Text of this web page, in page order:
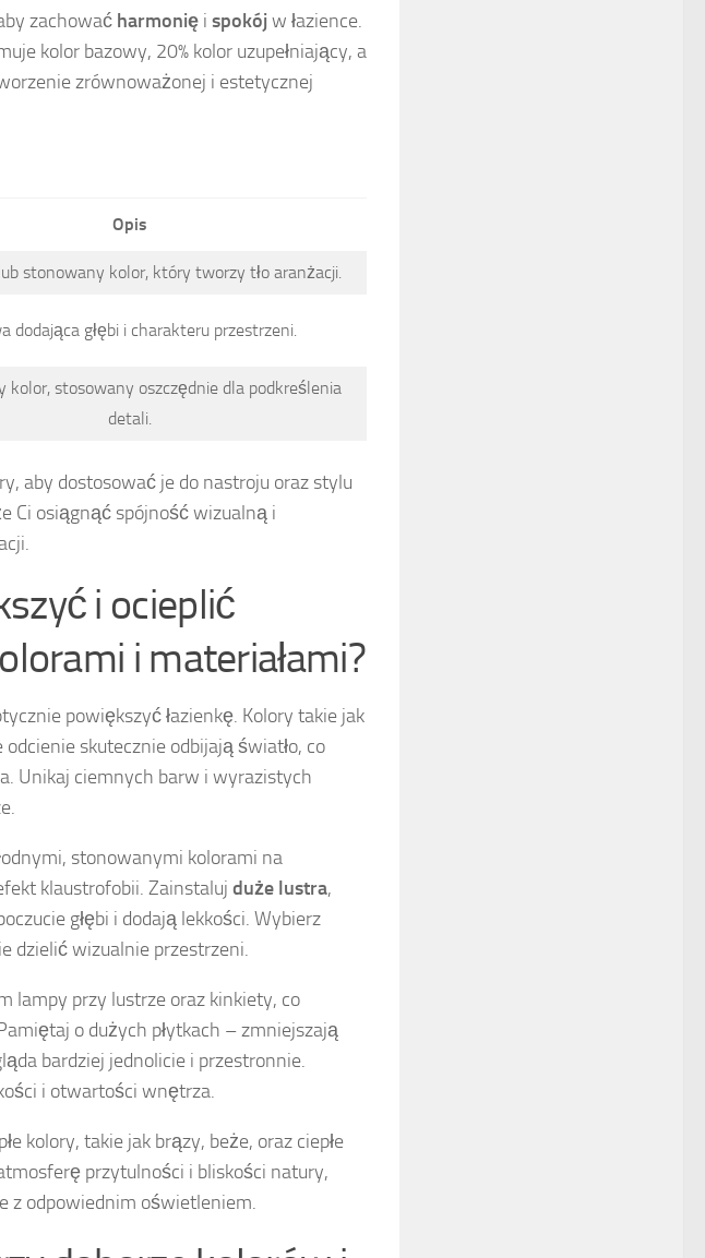
zachować harmonię i spokój w łazience.
kolor bazowy, 20% kolor uzupełniający, a
zrównoważonej i estetycznej
Opis
stonowany kolor, który tworzy tło aranżacji.
dodająca głębi i charakteru przestrzeni.
kolor, stosowany oszczędnie dla podkreślenia
detali.
aby dostosować je do nastroju oraz stylu
Ci osiągnąć spójność wizualną i
i ocieplić
i materiałami?
powiększyć łazienkę. Kolory takie jak
skutecznie odbijają światło, co
Unikaj ciemnych barw i wyrazistych
stonowanymi kolorami na
klaustrofobii. Zainstaluj duże lustra,
głębi i dodają lekkości. Wybierz
dzielić wizualnie przestrzeni.
lampy przy lustrze oraz kinkiety, co
o dużych płytkach – zmniejszają
bardziej jednolicie i przestronnie.
i otwartości wnętrza.
kolory, takie jak brązy, beże, oraz ciepłe
przytulności i bliskości natury,
z odpowiednim oświetleniem.